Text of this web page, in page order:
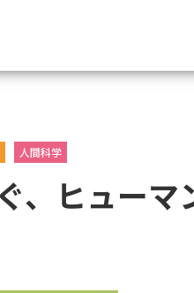
大
大学パ
人間科学
、ヒューマ